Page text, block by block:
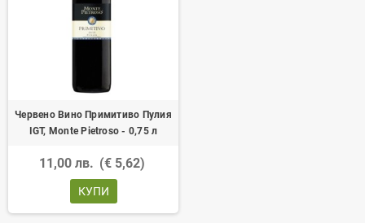
Червено Вино Примитиво Пулия
IGT, Monte Pietroso - 0,75 л
11,00 лв. (€ 5,62)
КУПИ